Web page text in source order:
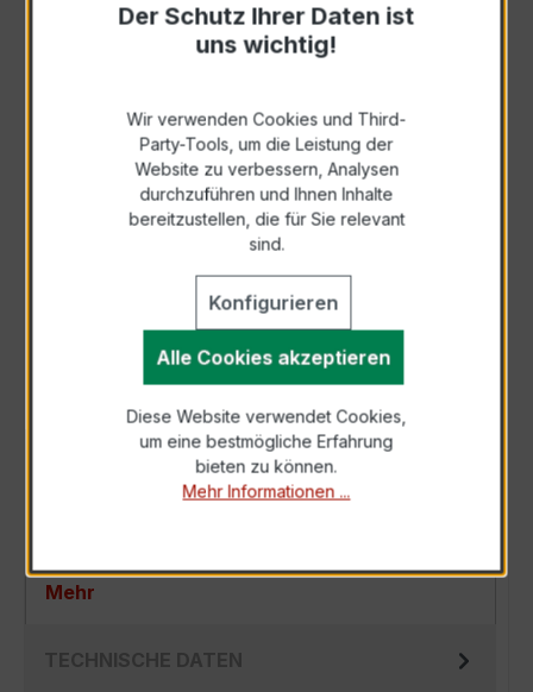
Art. Nr.:47795
Zur Sammelanfrage hinzufügen
Anfrage telefonisch
Als PDF exportieren
Der EASKD 31.8 3x500/1A 10VA Kl.0,5 ist ein
Verrechnungsstromwandler der bewährten E…
Mehr
TECHNISCHE DATEN
Der Schutz Ihrer Daten ist
uns wichtig!
Wir verwenden Cookies und Third-
Party-Tools, um die Leistung der
Website zu verbessern, Analysen
durchzuführen und Ihnen Inhalte
bereitzustellen, die für Sie relevant
sind.
Konfigurieren
Alle Cookies akzeptieren
Diese Website verwendet Cookies,
um eine bestmögliche Erfahrung
bieten zu können.
Mehr Informationen ...